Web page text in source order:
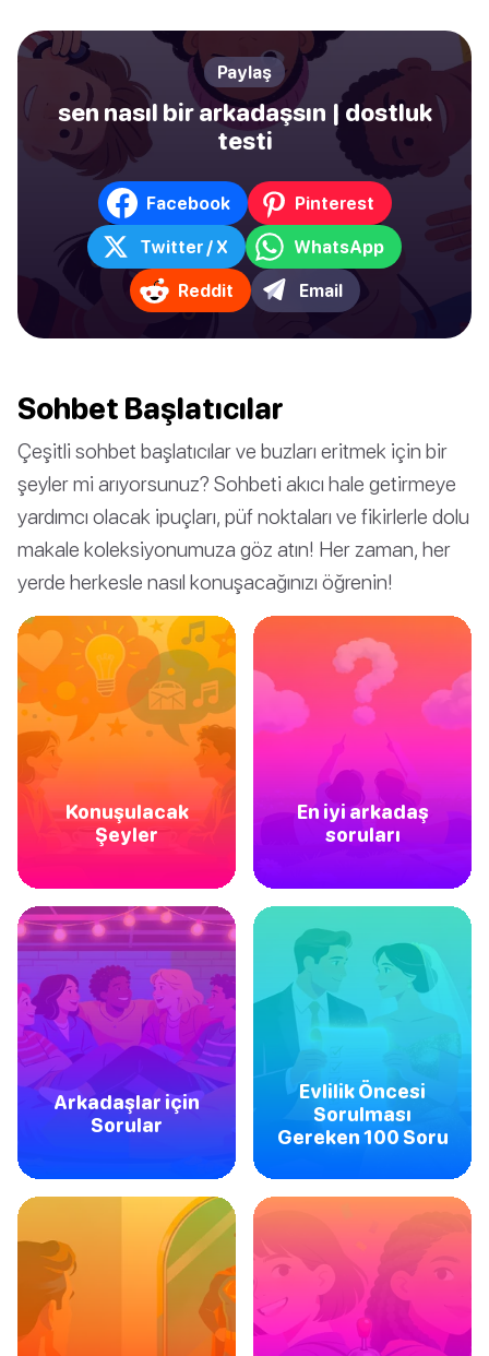
Paylaş
sen nasıl bir arkadaşsın | dostluk
testi
Facebook Pinterest
Twitter / X WhatsApp
Reddit Email
Sohbet Başlatıcılar
Çeşitli sohbet başlatıcılar ve buzları eritmek için bir
şeyler mi arıyorsunuz? Sohbeti akıcı hale getirmeye
yardımcı olacak ipuçları, püf noktaları ve fikirlerle dolu
makale koleksiyonumuza göz atın! Her zaman, her
yerde herkesle nasıl konuşacağınızı öğrenin!
Konuşulacak
Şeyler
En iyi arkadaş
soruları
Arkadaşlar için
Sorular
Evlilik Öncesi
Sorulması
Gereken 100 Soru